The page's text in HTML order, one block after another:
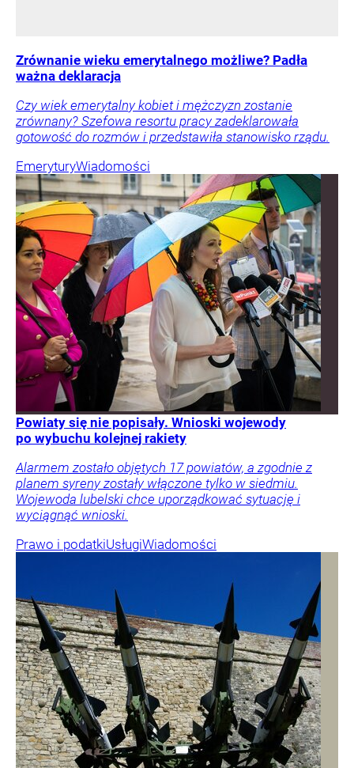
Zrównanie wieku emerytalnego możliwe? Padła
ważna deklaracja
Czy wiek emerytalny kobiet i mężczyzn zostanie
zrównany? Szefowa resortu pracy zadeklarowała
gotowość do rozmów i przedstawiła stanowisko rządu.
EmeryturyWiadomości
Powiaty się nie popisały. Wnioski wojewody
po wybuchu kolejnej rakiety
Alarmem zostało objętych 17 powiatów, a zgodnie z
planem syreny zostały włączone tylko w siedmiu.
Wojewoda lubelski chce uporządkować sytuację i
wyciągnąć wnioski.
Prawo i podatkiUsługiWiadomości